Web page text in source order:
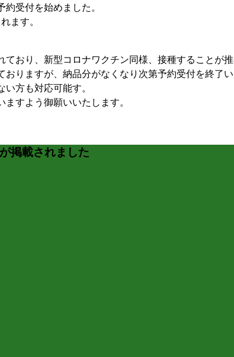
受付を始めました。
ます。
おり、新型コロナワクチン同様、接種することが推
りますが、納品分がなくなり次第予約受付を終了い
方も対応可能す。
すよう御願いいたします。
掲載されました